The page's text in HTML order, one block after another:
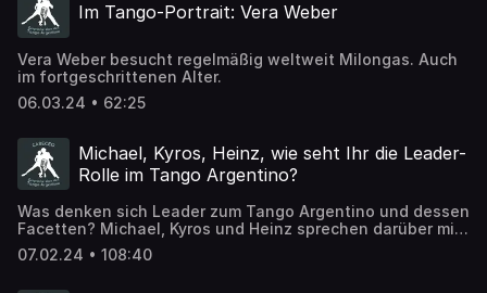
Im Tango-Portrait: Vera Weber
Vera Weber besucht regelmäßig weltweit Milongas. Auch
im fortgeschrittenen Alter.
06.03.24 • 62:25
Michael, Kyros, Heinz, wie seht Ihr die Leader-
Rolle im Tango Argentino?
Was denken sich Leader zum Tango Argentino und dessen
Facetten? Michael, Kyros und Heinz sprechen darüber mit
Julia Cencig.
07.02.24 • 108:40